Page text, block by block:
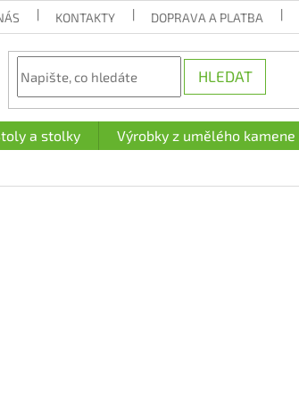
KONTAKTY DOPRAVA A PLATBA
HLEDAT
a stolky Výrobky z umělého kamene